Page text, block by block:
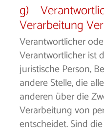
g)
Verarbeitung
Verantwortlicher
Verantwortlicher ist
juristische Person,
andere Stelle, die
anderen über die
Verarbeitung von
entscheidet. Sind